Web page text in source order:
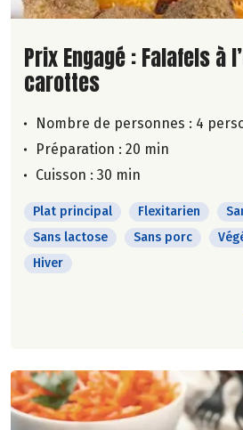
Lire la suite de la
Prix Engagé : Falafels à
carottes
Nombre de personnes : 4
Préparation : 20 min
Cuisson : 30 min
Plat principal Flexitarien
Sans lactose
Sans porc
Hiver